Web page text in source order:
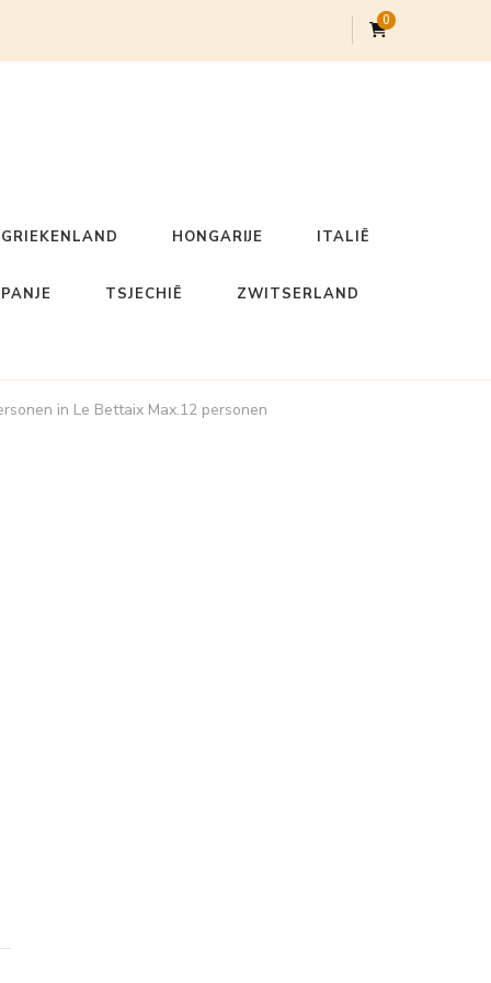
0
GRIEKENLAND HONGARIJE ITALIË
TSJECHIË ZWITSERLAND
in Le Bettaix Max.12 personen